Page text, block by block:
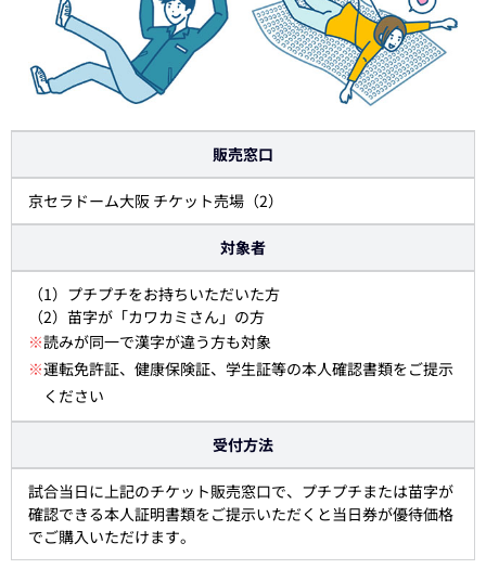
販売窓口
京セラドーム大阪 チケット売場（2）
対象者
（1）プチプチをお持ちいただいた方
（2）苗字が「カワカミさん」の方
※読みが同一で漢字が違う方も対象
※運転免許証、健康保険証、学生証等の本人確認書類をご提示
ください
受付方法
試合当日に上記のチケット販売窓口で、プチプチまたは苗字が
確認できる本人証明書類をご提示いただくと当日券が優待価格
でご購入いただけます。